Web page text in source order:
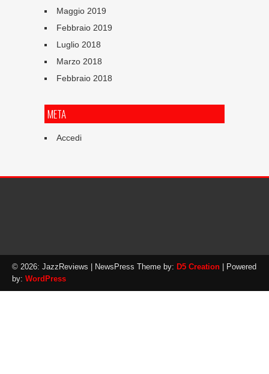
Maggio 2019
Febbraio 2019
Luglio 2018
Marzo 2018
Febbraio 2018
META
Accedi
© 2026: JazzReviews | NewsPress Theme by: D5 Creation | Powered
by: WordPress